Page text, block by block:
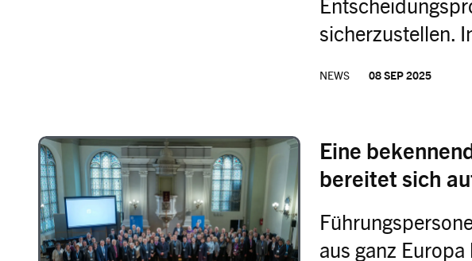
sicherzustellen.
NEWS 08 SEP 2025
Image
Eine
bereitet sich
aus ganz